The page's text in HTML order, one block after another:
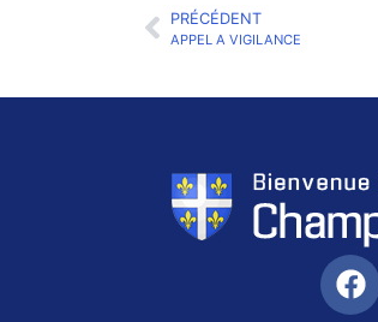
PRÉCÉDENT
APPEL A VIGILANCE